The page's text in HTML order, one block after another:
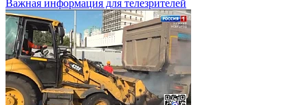
Важная информация для телезрителей